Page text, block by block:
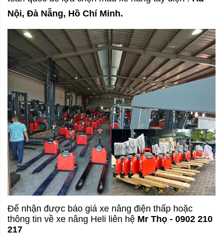
Nội, Đà Nẵng, Hồ Chí Minh.
Để nhận được báo giá xe nâng điện thấp hoặc
thông tin về xe nâng Heli liên hệ Mr Thọ - 0902 210
217